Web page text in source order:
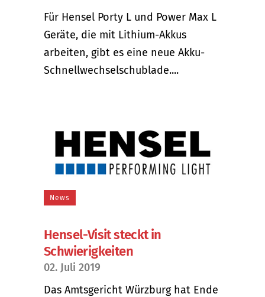
Für Hensel Porty L und Power Max L
Geräte, die mit Lithium-Akkus
arbeiten, gibt es eine neue Akku-
Schnellwechselschublade....
News
Hensel-Visit steckt in
Schwierigkeiten
02. Juli 2019
Das Amtsgericht Würzburg hat Ende